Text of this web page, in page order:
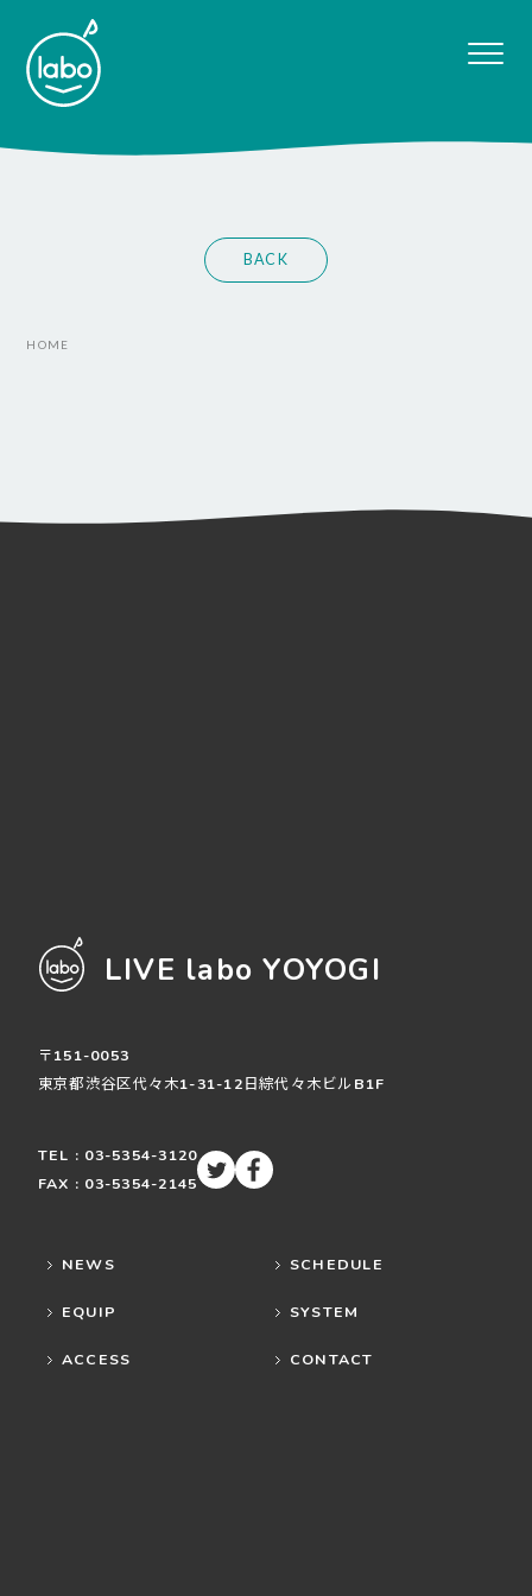
BACK
HOME
LIVE labo YOYOGI
〒151-0053
東京都渋谷区代々木1-31-12日綜代々木ビルB1F
TEL : 03-5354-3120
FAX : 03-5354-2145
NEWS SCHEDULE
EQUIP SYSTEM
ACCESS CONTACT